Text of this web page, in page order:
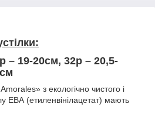
– 19-20см, 32р – 20,5-
з екологічно чистого і
ЕВА (етиленвінілацетат) мають